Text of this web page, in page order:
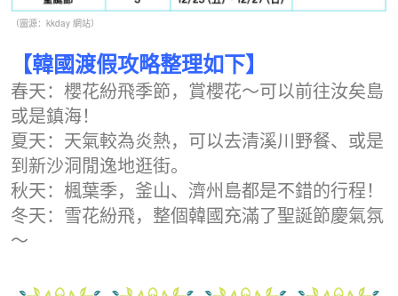
（圖源：kkday 網站）
【韓國渡假攻略整理如下】
春天：櫻花紛飛季節，賞櫻花～可以前往汝矣島
或是鎮海！
夏天：天氣較為炎熱，可以去清溪川野餐、或是
到新沙洞閒逸地逛街。
秋天：楓葉季，釜山、濟州島都是不錯的行程！
冬天：雪花紛飛，整個韓國充滿了聖誕節慶氣氛
～